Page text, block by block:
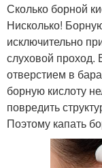
Сколько борной
Нисколько!
исключительно
слуховой проход.
отверстием в
борную кислоту
повредить
Поэтому капать